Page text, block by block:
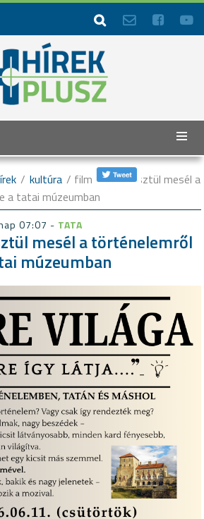
   
/ kultúra / filmeken keresztül mesél a
a tatai múzeumban
07:07 - TATA
mesél a történelemről
múzeumban